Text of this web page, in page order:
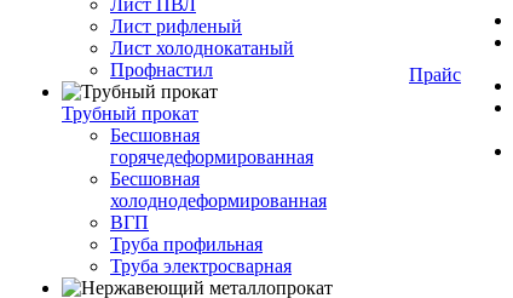
Лист ПВЛ
Лист рифленый
Лист холоднокатаный
Профнастил
Трубный прокат
Бесшовная
горячедеформированная
Бесшовная
холоднодеформированная
ВГП
Труба профильная
Труба электросварная
Прайс